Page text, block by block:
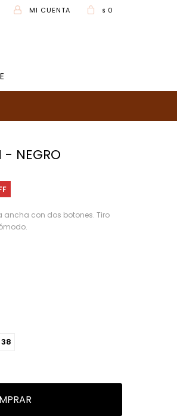
$ 0
- NEGRO
con dos botones. Tiro
38